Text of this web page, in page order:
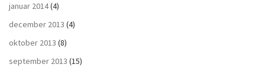
januar 2014(4)
december 2013 (4)
oktober 2013 (8)
september 2013 (15)